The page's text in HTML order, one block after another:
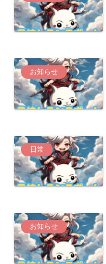
お知らせ
日常
お知らせ